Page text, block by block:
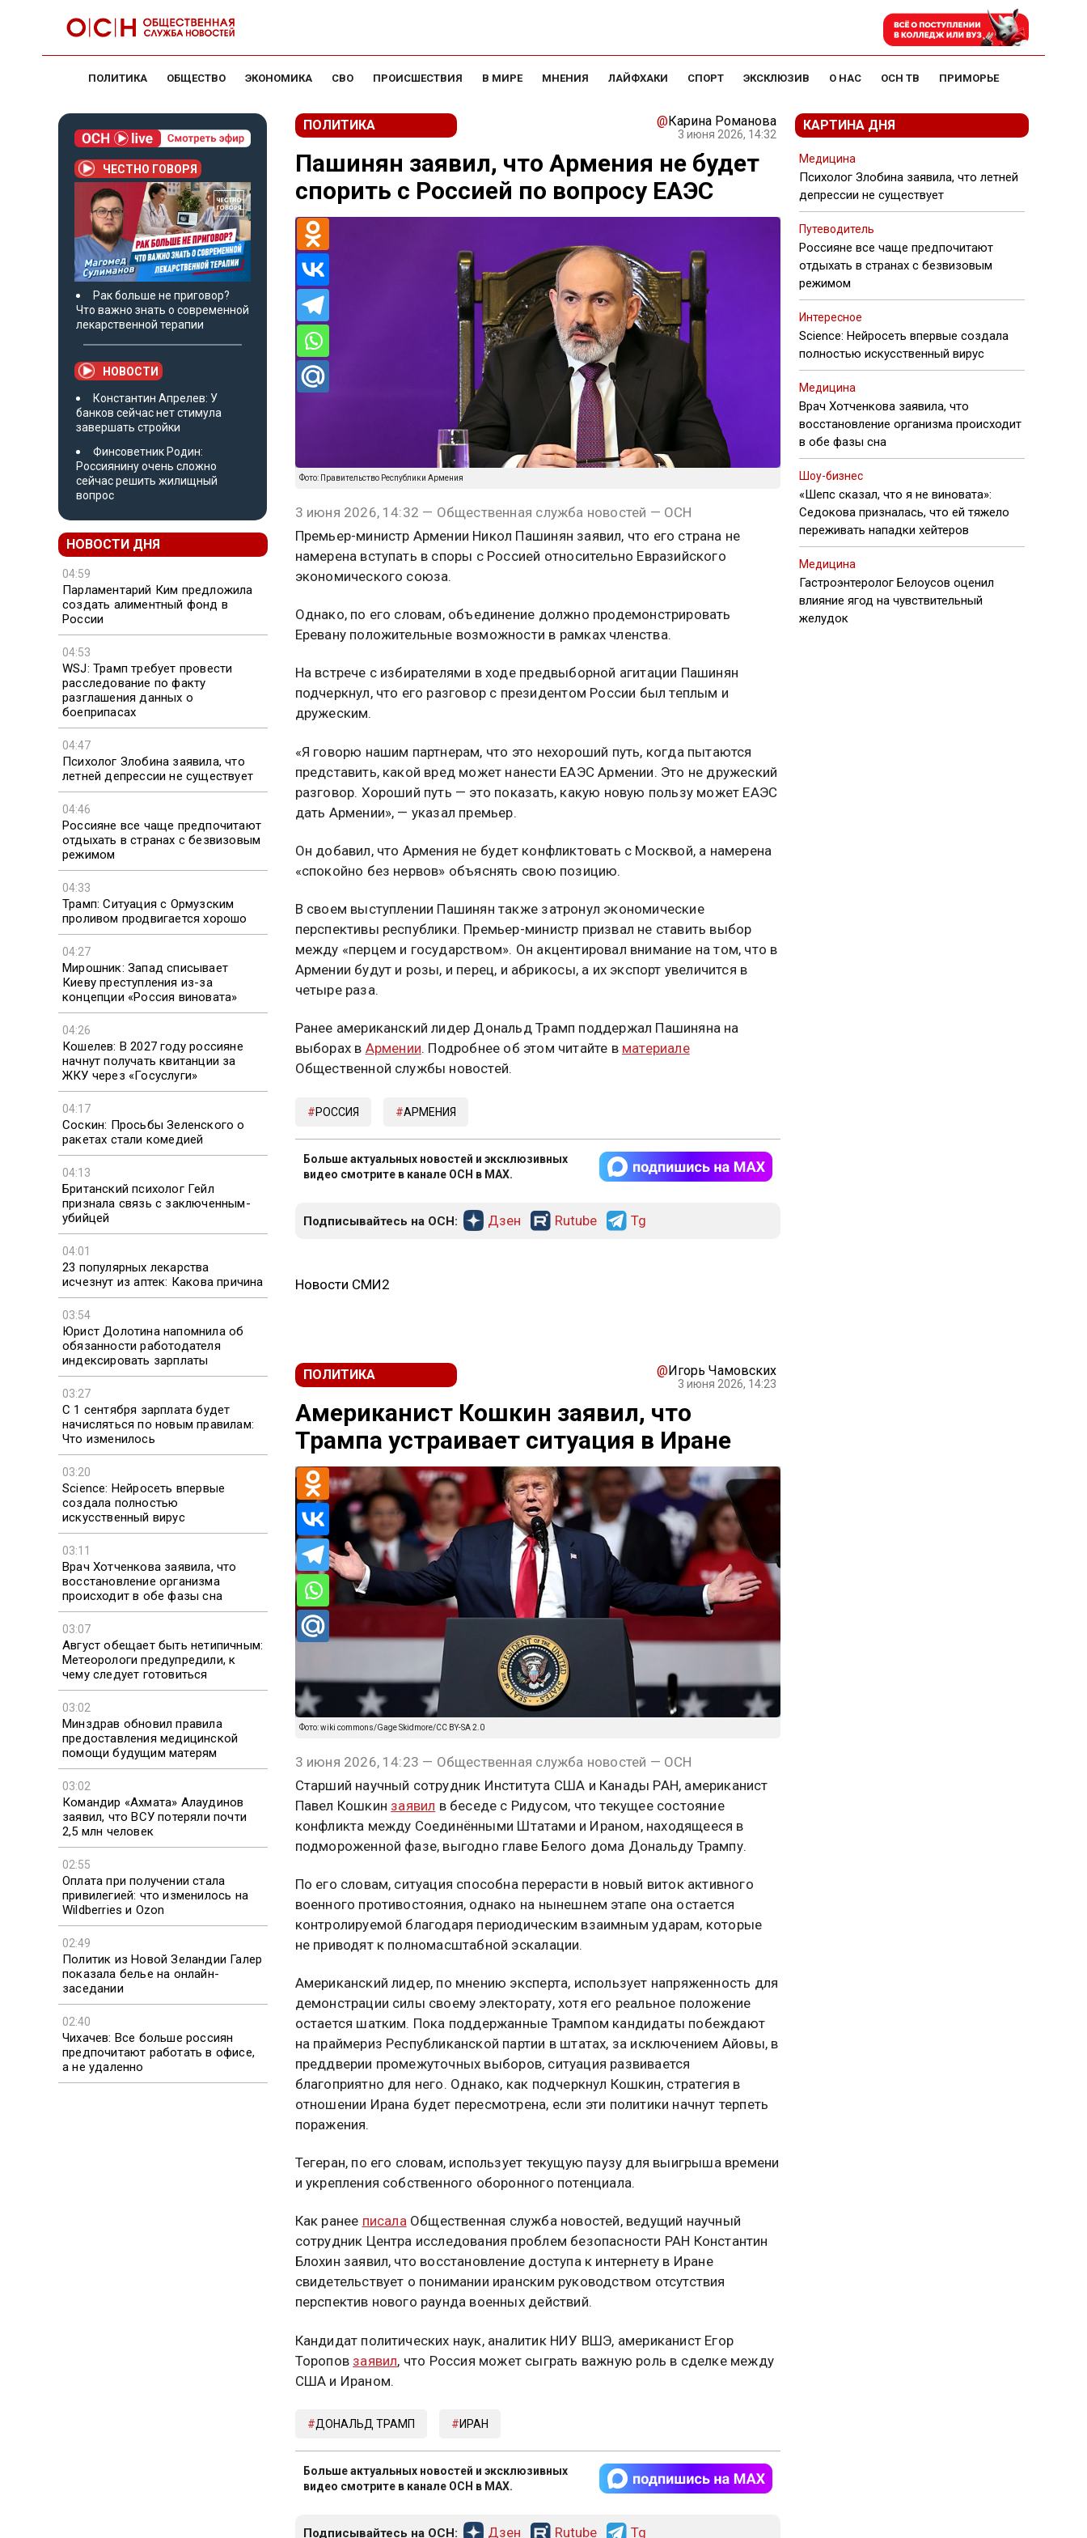
ПОЛИТИКА ОБЩЕСТВО ЭКОНОМИКА СВО ПРОИСШЕСТВИЯ В МИРЕ МНЕНИЯ ЛАЙФХАКИ СПОРТ ЭКСКЛЮЗИВ О НАС ОСН ТВ ПРИМОРЬЕ
ЧЕСТНО ГОВОРЯ
Рак больше не приговор?
Что важно знать о современной
лекарственной терапии
НОВОСТИ
Константин Апрелев: У
банков сейчас нет стимула
завершать стройки
Финсоветник Родин:
Россиянину очень сложно
сейчас решить жилищный
вопрос
НОВОСТИ ДНЯ
04:59
Парламентарий Ким предложила
создать алиментный фонд в
России
04:53
WSJ: Трамп требует провести
расследование по факту
разглашения данных о
боеприпасах
04:47
Психолог Злобина заявила, что
летней депрессии не существует
04:46
Россияне все чаще предпочитают
отдыхать в странах с безвизовым
режимом
04:33
Трамп: Ситуация с Ормузским
проливом продвигается хорошо
04:27
Мирошник: Запад списывает
Киеву преступления из-за
концепции «Россия виновата»
04:26
Кошелев: В 2027 году россияне
начнут получать квитанции за
ЖКУ через «Госуслуги»
04:17
Соскин: Просьбы Зеленского о
ракетах стали комедией
04:13
Британский психолог Гейл
признала связь с заключенным-
убийцей
04:01
23 популярных лекарства
исчезнут из аптек: Какова причина
03:54
Юрист Долотина напомнила об
обязанности работодателя
индексировать зарплаты
03:27
С 1 сентября зарплата будет
начисляться по новым правилам:
Что изменилось
03:20
Science: Нейросеть впервые
создала полностью
искусственный вирус
03:11
Врач Хотченкова заявила, что
восстановление организма
происходит в обе фазы сна
03:07
Август обещает быть нетипичным:
Метеорологи предупредили, к
чему следует готовиться
03:02
Минздрав обновил правила
предоставления медицинской
помощи будущим матерям
03:02
Командир «Ахмата» Алаудинов
заявил, что ВСУ потеряли почти
2,5 млн человек
02:55
Оплата при получении стала
привилегией: что изменилось на
Wildberries и Ozon
02:49
Политик из Новой Зеландии Галер
показала белье на онлайн-
заседании
02:40
Чихачев: Все больше россиян
предпочитают работать в офисе,
а не удаленно
ПОЛИТИКА @Карина Романова
3 июня 2026, 14:32
Пашинян заявил, что Армения не будет
спорить с Россией по вопросу ЕАЭС
Фото: Правительство Республики Армения
3 июня 2026, 14:32 — Общественная служба новостей — ОСН
Премьер-министр Армении Никол Пашинян заявил, что его страна не
намерена вступать в споры с Россией относительно Евразийского
экономического союза.
Однако, по его словам, объединение должно продемонстрировать
Еревану положительные возможности в рамках членства.
На встрече с избирателями в ходе предвыборной агитации Пашинян
подчеркнул, что его разговор с президентом России был теплым и
дружеским.
«Я говорю нашим партнерам, что это нехороший путь, когда пытаются
представить, какой вред может нанести ЕАЭС Армении. Это не дружеский
разговор. Хороший путь — это показать, какую новую пользу может ЕАЭС
дать Армении», — указал премьер.
Он добавил, что Армения не будет конфликтовать с Москвой, а намерена
«спокойно без нервов» объяснять свою позицию.
В своем выступлении Пашинян также затронул экономические
перспективы республики. Премьер-министр призвал не ставить выбор
между «перцем и государством». Он акцентировал внимание на том, что в
Армении будут и розы, и перец, и абрикосы, а их экспорт увеличится в
четыре раза.
Ранее американский лидер Дональд Трамп поддержал Пашиняна на
выборах в Армении. Подробнее об этом читайте в материале
Общественной службы новостей.
РОССИЯ АРМЕНИЯ
Больше актуальных новостей и эксклюзивных
видео смотрите в канале ОСН в MAX.
Подписывайтесь на ОСН: Дзен Rutube Tg
Новости СМИ2
ПОЛИТИКА @Игорь Чамовских
3 июня 2026, 14:23
Американист Кошкин заявил, что
Трампа устраивает ситуация в Иране
Фото: wiki commons/Gage Skidmore/CC BY-SA 2.0
3 июня 2026, 14:23 — Общественная служба новостей — ОСН
Старший научный сотрудник Института США и Канады РАН, американист
Павел Кошкин заявил в беседе с Ридусом, что текущее состояние
конфликта между Соединёнными Штатами и Ираном, находящееся в
подмороженной фазе, выгодно главе Белого дома Дональду Трампу.
По его словам, ситуация способна перерасти в новый виток активного
военного противостояния, однако на нынешнем этапе она остается
контролируемой благодаря периодическим взаимным ударам, которые
не приводят к полномасштабной эскалации.
Американский лидер, по мнению эксперта, использует напряженность для
демонстрации силы своему электорату, хотя его реальное положение
остается шатким. Пока поддержанные Трампом кандидаты побеждают
на праймериз Республиканской партии в штатах, за исключением Айовы, в
преддверии промежуточных выборов, ситуация развивается
благоприятно для него. Однако, как подчеркнул Кошкин, стратегия в
отношении Ирана будет пересмотрена, если эти политики начнут терпеть
поражения.
Тегеран, по его словам, использует текущую паузу для выигрыша времени
и укрепления собственного оборонного потенциала.
Как ранее писалаОбщественная служба новостей, ведущий научный
сотрудник Центра исследования проблем безопасности РАН Константин
Блохин заявил, что восстановление доступа к интернету в Иране
свидетельствует о понимании иранским руководством отсутствия
перспектив нового раунда военных действий.
Кандидат политических наук, аналитик НИУ ВШЭ, американист Егор
Торопов заявил, что Россия может сыграть важную роль в сделке между
США и Ираном.
ДОНАЛЬД ТРАМП ИРАН
Больше актуальных новостей и эксклюзивных
видео смотрите в канале ОСН в MAX.
Подписывайтесь на ОСН: Дзен Rutube Tg
КАРТИНА ДНЯ
Медицина
Психолог Злобина заявила, что летней
депрессии не существует
Путеводитель
Россияне все чаще предпочитают
отдыхать в странах с безвизовым
режимом
Интересное
Science: Нейросеть впервые создала
полностью искусственный вирус
Медицина
Врач Хотченкова заявила, что
восстановление организма происходит
в обе фазы сна
Шоу-бизнес
«Шепс сказал, что я не виновата»:
Седокова призналась, что ей тяжело
переживать нападки хейтеров
Медицина
Гастроэнтеролог Белоусов оценил
влияние ягод на чувствительный
желудок